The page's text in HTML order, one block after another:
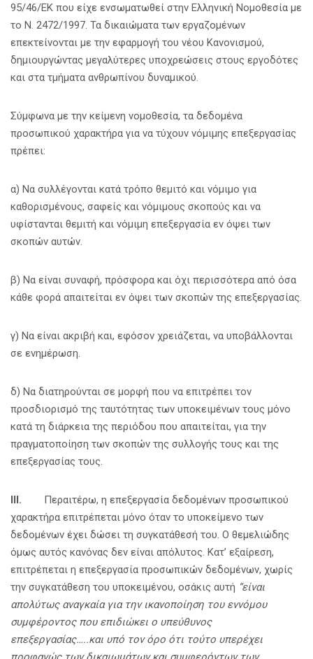
95/46/ΕΚ που είχε ενσωματωθεί στην Ελληνική Νομοθεσία με
το Ν. 2472/1997. Τα δικαιώματα των εργαζομένων
επεκτείνονται με την εφαρμογή του νέου Κανονισμού,
δημιουργώντας μεγαλύτερες υποχρεώσεις στους εργοδότες
και στα τμήματα ανθρωπίνου δυναμικού.
Σύμφωνα με την κείμενη νομοθεσία, τα δεδομένα
προσωπικού χαρακτήρα για να τύχουν νόμιμης επεξεργασίας
πρέπει:
α) Να συλλέγονται κατά τρόπο θεμιτό και νόμιμο για
καθορισμένους, σαφείς και νόμιμους σκοπούς και να
υφίστανται θεμιτή και νόμιμη επεξεργασία εν όψει των
σκοπών αυτών.
β) Να είναι συναφή, πρόσφορα και όχι περισσότερα από όσα
κάθε φορά απαιτείται εν όψει των σκοπών της επεξεργασίας.
γ) Να είναι ακριβή και, εφόσον χρειάζεται, να υποβάλλονται
σε ενημέρωση.
δ) Να διατηρούνται σε μορφή που να επιτρέπει τον
προσδιορισμό της ταυτότητας των υποκειμένων τους μόνο
κατά τη διάρκεια της περιόδου που απαιτείται, για την
πραγματοποίηση των σκοπών της συλλογής τους και της
επεξεργασίας τους.
ΙΙΙ. Περαιτέρω, η επεξεργασία δεδομένων προσωπικού
χαρακτήρα επιτρέπεται μόνο όταν το υποκείμενο των
δεδομένων έχει δώσει τη συγκατάθεσή του. Ο θεμελιώδης
όμως αυτός κανόνας δεν είναι απόλυτος. Κατ’ εξαίρεση,
επιτρέπεται η επεξεργασία προσωπικών δεδομένων, χωρίς
την συγκατάθεση του υποκειμένου, οσάκις αυτή “είναι
απολύτως αναγκαία για την ικανοποίηση του εννόμου
συμφέροντος που επιδιώκει ο υπεύθυνος
επεξεργασίας…..και υπό τον όρο ότι τούτο υπερέχει